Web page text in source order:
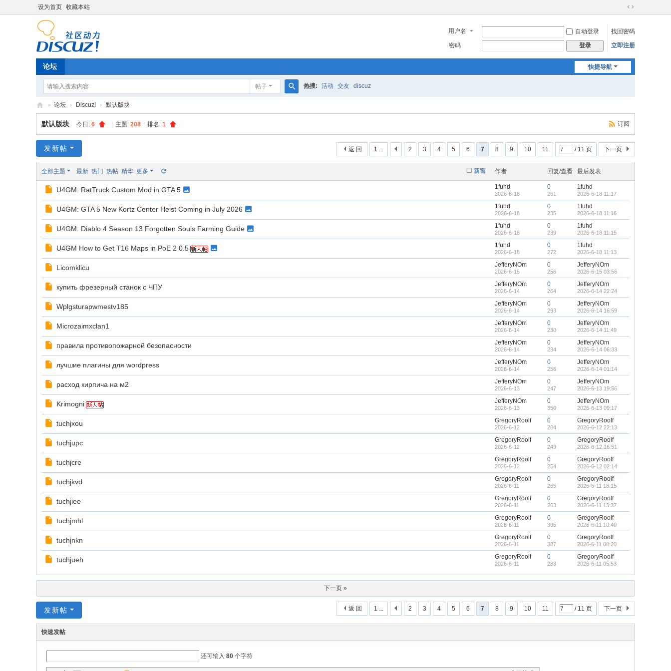
设为首页 收藏本站
切
到
宽
用户名 自动登录
找回密码
密码
登录 立即注册
快捷导航
论坛
帖子
索
热搜: 活动 交友 discuz
Di
sc
!
» 论坛 › Discuz! › 默认版块
订阅
默认版块 今日: 6 主题: 208 排名: 1
1 ... 2 3 4 5 6 7 8 9 10 11 / 11 页 下一页
返 回
发新帖
新窗
全部主题 最新 热门 热帖 精华 更多 作者 回复/查看 最后发表
U4GM: RatTruck Custom Mod in GTA 5 1fuhd
2026-6-18
0
261
1fuhd
2026-6-18 11:17
U4GM: GTA 5 New Kortz Center Heist Coming in July 2026 1fuhd
2026-6-18
0
235
1fuhd
2026-6-18 11:16
U4GM: Diablo 4 Season 13 Forgotten Souls Farming Guide 1fuhd
2026-6-18
0
239
1fuhd
2026-6-18 11:15
U4GM How to Get T16 Maps in PoE 2 0.5 1fuhd
2026-6-18
0
272
1fuhd
2026-6-18 11:13
Licomklicu JefferyNOm
2026-6-15
0
256
JefferyNOm
2026-6-15 03:56
купить фрезерный станок с ЧПУ JefferyNOm
2026-6-14
0
264
JefferyNOm
2026-6-14 22:24
Wplgsturapwmestv185 JefferyNOm
2026-6-14
0
293
JefferyNOm
2026-6-14 16:59
Microzaimxclan1 JefferyNOm
2026-6-14
0
230
JefferyNOm
2026-6-14 11:49
правила противопожарной безопасности JefferyNOm
2026-6-14
0
234
JefferyNOm
2026-6-14 06:33
лучшие плагины для wordpress JefferyNOm
2026-6-14
0
256
JefferyNOm
2026-6-14 01:14
расход кирпича на м2 JefferyNOm
2026-6-13
0
247
JefferyNOm
2026-6-13 19:56
Krimogni JefferyNOm
2026-6-13
0
350
JefferyNOm
2026-6-13 09:17
tuchjxou GregoryRoolf
2026-6-12
0
284
GregoryRoolf
2026-6-12 22:13
tuchjupc GregoryRoolf
2026-6-12
0
249
GregoryRoolf
2026-6-12 16:51
tuchjcre GregoryRoolf
2026-6-12
0
254
GregoryRoolf
2026-6-12 02:14
tuchjkvd GregoryRoolf
2026-6-11
0
265
GregoryRoolf
2026-6-11 18:15
tuchjiee GregoryRoolf
2026-6-11
0
263
GregoryRoolf
2026-6-11 13:37
tuchjmhl GregoryRoolf
2026-6-11
0
305
GregoryRoolf
2026-6-11 10:40
tuchjnkn GregoryRoolf
2026-6-11
0
387
GregoryRoolf
2026-6-11 08:20
tuchjueh GregoryRoolf
2026-6-11
0
283
GregoryRoolf
2026-6-11 05:53
下一页 »
1 ... 2 3 4 5 6 7 8 9 10 11 / 11 页 下一页
返 回
发新帖
快速发帖
还可输入 80 个字符